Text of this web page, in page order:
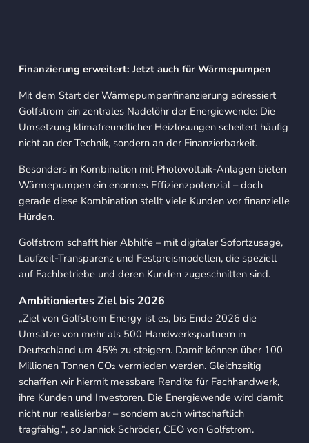
Finanzierung erweitert: Jetzt auch für Wärmepumpen
Mit dem Start der Wärmepumpenfinanzierung adressiert
Golfstrom ein zentrales Nadelöhr der Energiewende: Die
Umsetzung klimafreundlicher Heizlösungen scheitert häufig
nicht an der Technik, sondern an der Finanzierbarkeit.
Besonders in Kombination mit Photovoltaik-Anlagen bieten
Wärmepumpen ein enormes Effizienzpotenzial – doch
gerade diese Kombination stellt viele Kunden vor finanzielle
Hürden.
Golfstrom schafft hier Abhilfe – mit digitaler Sofortzusage,
Laufzeit-Transparenz und Festpreismodellen, die speziell
auf Fachbetriebe und deren Kunden zugeschnitten sind.
Ambitioniertes Ziel bis 2026
„Ziel von Golfstrom Energy ist es, bis Ende 2026 die
Umsätze von mehr als 500 Handwerkspartnern in
Deutschland um 45% zu steigern. Damit können über 100
Millionen Tonnen CO₂ vermieden werden. Gleichzeitig
schaffen wir hiermit messbare Rendite für Fachhandwerk,
ihre Kunden und Investoren. Die Energiewende wird damit
nicht nur realisierbar – sondern auch wirtschaftlich
tragfähig.“, so Jannick Schröder, CEO von Golfstrom.